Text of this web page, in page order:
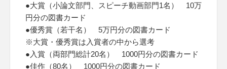
●大賞（小論文部門、スピーチ動画部門1名） 10万
円分の図書カード
●優秀賞（若干名） 5万円分の図書カード
※大賞・優秀賞は入賞者の中から選考
●入賞（両部門総計20名） 1000円分の図書カード
●佳作（80名） 1000円分の図書カード